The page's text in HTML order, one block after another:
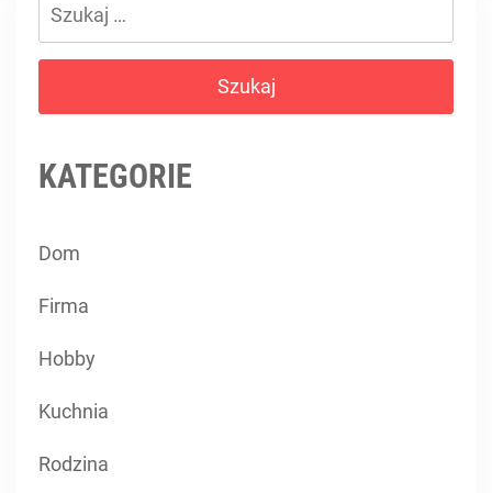
KATEGORIE
Dom
Firma
Hobby
Kuchnia
Rodzina